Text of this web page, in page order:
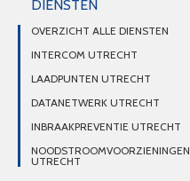
DIENSTEN
OVERZICHT ALLE DIENSTEN
INTERCOM UTRECHT
LAADPUNTEN UTRECHT
DATANETWERK UTRECHT
INBRAAKPREVENTIE UTRECHT
NOODSTROOMVOORZIENINGEN
UTRECHT